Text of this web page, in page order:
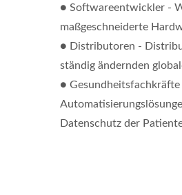
● Softwareentwickler -
maßgeschneiderte
● Distributoren -
ständig ändernden
●
Datenschutz der